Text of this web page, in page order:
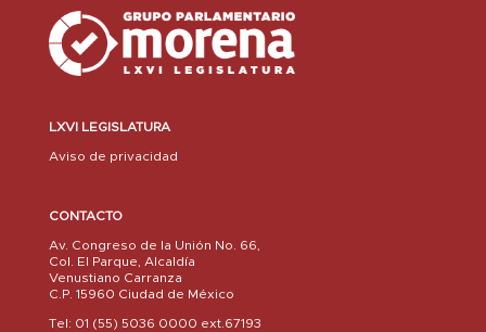
LXVI LEGISLATURA
Aviso de privacidad
CONTACTO
Av. Congreso de la Unión No. 66,
Col. El Parque, Alcaldía
Venustiano Carranza
C.P. 15960 Ciudad de México
Tel: 01 (55) 5036 0000 ext.67193